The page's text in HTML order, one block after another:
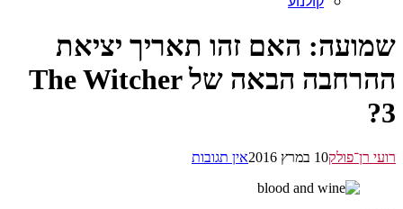
האם זהו תאריך יציאת
ההרחבה הבאה של The Witcher
רן־פולק10 במרץ 2016 אין תגובות